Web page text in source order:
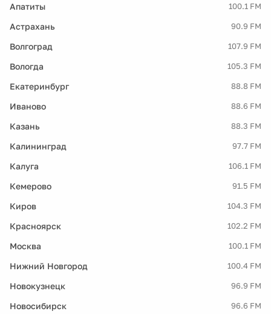
Апатиты 100.1 FM
Астрахань 90.9 FM
Волгоград 107.9 FM
Вологда 105.3 FM
Екатеринбург 88.8 FM
Иваново 88.6 FM
Казань 88.3 FM
Калининград 97.7 FM
Калуга 106.1 FM
Кемерово 91.5 FM
Киров 104.3 FM
Красноярск 102.2 FM
Москва 100.1 FM
Нижний Новгород 100.4 FM
Новокузнецк 96.9 FM
Новосибирск 96.6 FM